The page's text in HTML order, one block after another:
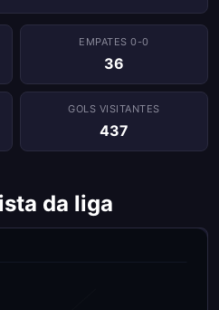
EMPATES 0-0
36
GOLS VISITANTES
437
da liga